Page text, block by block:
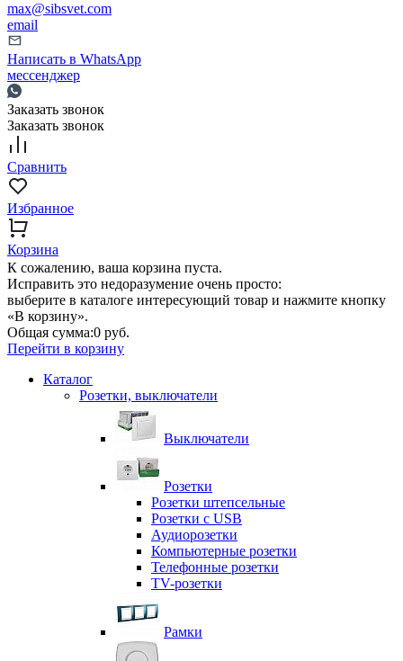
max@sibsvet.com
email
Написать в WhatsApp
мессенджер
Заказать звонок
Заказать звонок
Сравнить
Избранное
Корзина
К сожалению, ваша корзина пуста.
Исправить это недоразумение очень просто:
выберите в каталоге интересующий товар и нажмите кнопку
«В корзину».
Общая сумма:0 руб.
Перейти в корзину
Каталог
Розетки, выключатели
Выключатели
Розетки
Розетки штепсельные
Розетки с USB
Аудиорозетки
Компьютерные розетки
Телефонные розетки
TV-розетки
Рамки